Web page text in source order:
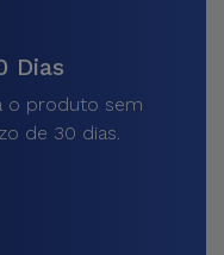
Dias
o produto sem
de 30 dias.